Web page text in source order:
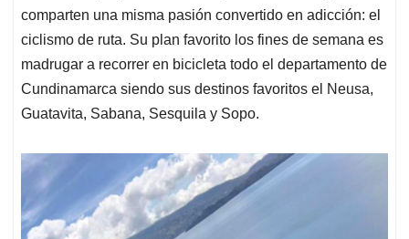
comparten una misma pasión convertido en adicción: el
ciclismo de ruta. Su plan favorito los fines de semana es
madrugar a recorrer en bicicleta todo el departamento de
Cundinamarca siendo sus destinos favoritos el Neusa,
Guatavita, Sabana, Sesquila y Sopo.